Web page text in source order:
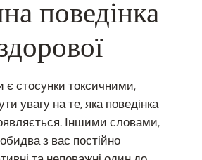
поведінка
є стосунки токсичними,
увагу на те, яка поведінка
Іншими словами,
з вас постійно